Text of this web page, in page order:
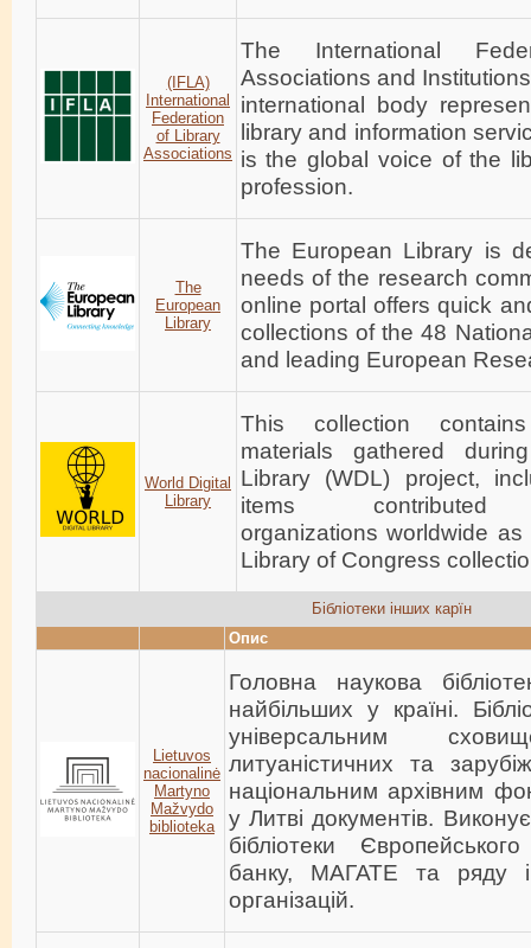
(IFLA)
International
Federation
of Library
Associations
The International
Associations and
international body
library and information
is the global voice of the
profession.
The
European
Library
The European Library is
needs of the research
online portal offers quick
collections of the 48
and leading European
World Digital
Library
This collection
materials gathered
Library (WDL) project,
items
organizations worldwide
Library of Congress
Бібліотеки інших карїн
Опис
Lietuvos
nacionalinė
Martyno
Mažvydo
biblioteka
Головна наукова
найбільших у країні.
універсальним
литуаністичних та
національним архівним
у Литві документів.
бібліотеки
банку, МАГАТЕ та ряду
організацій.